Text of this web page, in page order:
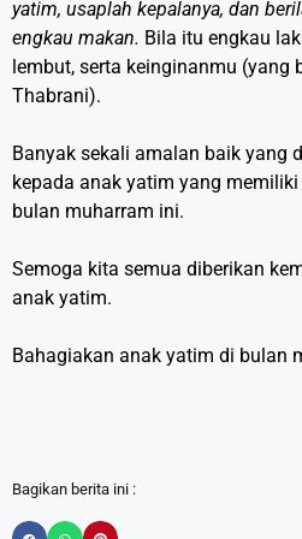
yatim, usaplah kepalanya, dan
engkau makan. Bila itu engkau
lembut, serta keinginanmu (yang
Thabrani).
Banyak sekali amalan baik yang
kepada anak yatim yang
bulan muharram ini.
Semoga kita semua diberikan
anak yatim.
Bahagiakan anak yatim di bulan
Bagikan berita ini :